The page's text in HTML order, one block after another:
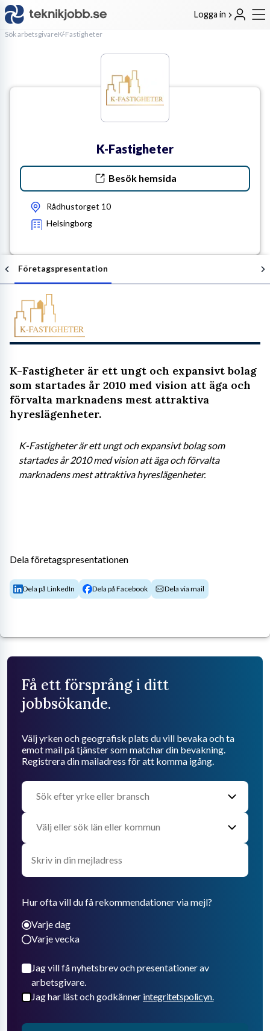
Logga in
Sök arbetsgivareK-Fastigheter
K-Fastigheter
Besök hemsida
Rådhustorget 10
Helsingborg
Företagspresentation
K-Fastigheter är ett ungt och expansivt bolag
som startades år 2010 med vision att äga och
förvalta marknadens mest attraktiva
hyreslägenheter.
K-Fastigheter är ett ungt och expansivt bolag som
startades år 2010 med vision att äga och förvalta
marknadens mest attraktiva hyreslägenheter.
Dela företagspresentationen
Dela på LinkedIn Dela på Facebook Dela via mail
Få ett försprång i ditt
jobbsökande.
Välj yrken och geografisk plats du vill bevaka och ta
emot mail på tjänster som matchar din bevakning.
Registrera din mailadress för att komma igång.
Hur ofta vill du få rekommendationer via mejl?
Varje dag
Varje vecka
Jag vill få nyhetsbrev och presentationer av
arbetsgivare.
Jag har läst och godkänner integritetspolicyn.